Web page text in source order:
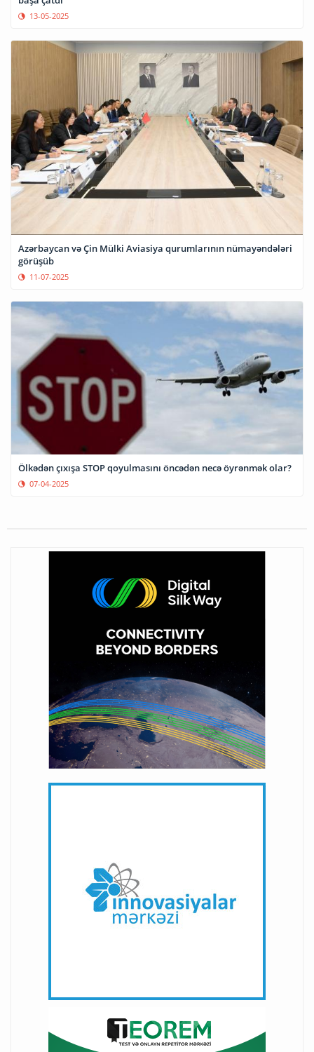
13-05-2025
Azərbaycan və Çin Mülki Aviasiya qurumlarının nümayəndələri
görüşüb
11-07-2025
Ölkədən çıxışa STOP qoyulmasını öncədən necə öyrənmək olar?
07-04-2025